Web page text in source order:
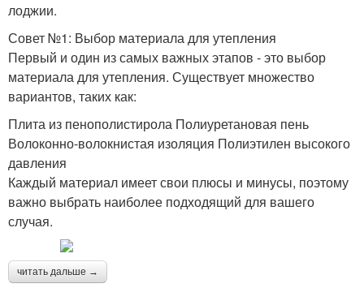
лоджии.
Совет №1: Выбор материала для утепления
Первый и один из самых важных этапов - это выбор
материала для утепления. Существует множество
вариантов, таких как:
Плита из пенополистирола Полиуретановая пень
Волоконно-волокнистая изоляция Полиэтилен высокого
давления
Каждый материал имеет свои плюсы и минусы, поэтому
важно выбрать наиболее подходящий для вашего
случая.
читать дальше →